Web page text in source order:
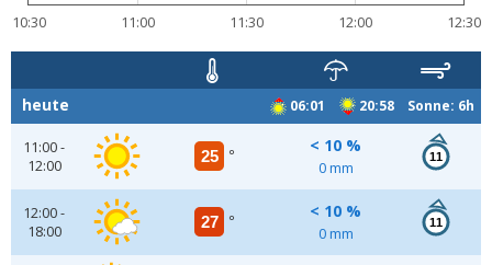
10:30 11:00 11:30 12:00 12:30
06:01 20:58 Sonne: 6h
heute
11:00 -
12:00
25 °
< 10 %
0 mm
11
12:00 -
18:00
27 °
< 10 %
0 mm
11